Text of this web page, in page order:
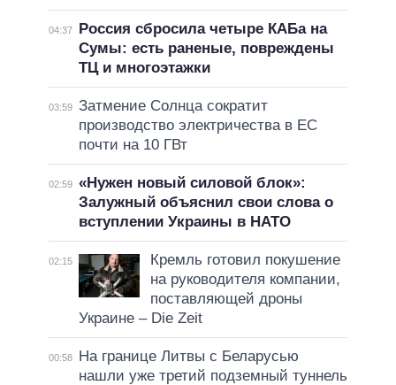
04:37
Россия сбросила четыре КАБа на
Сумы: есть раненые, повреждены
ТЦ и многоэтажки
03:59 Затмение Солнца сократит
производство электричества в ЕС
почти на 10 ГВт
02:59 «Нужен новый силовой блок»:
Залужный объяснил свои слова о
вступлении Украины в НАТО
02:15
Кремль готовил покушение
на руководителя компании,
поставляющей дроны
Украине – Die Zeit
00:58
На границе Литвы с Беларусью
нашли уже третий подземный туннель